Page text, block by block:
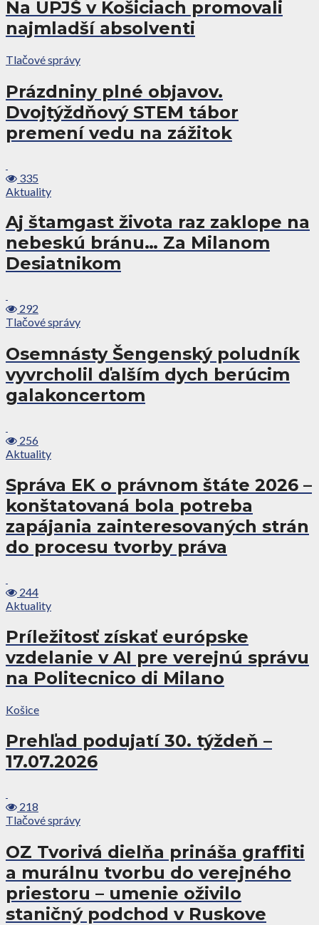
Na UPJŠ v Košiciach promovali
najmladší absolventi
Tlačové správy
Prázdniny plné objavov.
Dvojtýždňový STEM tábor
premení vedu na zážitok
335
Aktuality
Aj štamgast života raz zaklope na
nebeskú bránu… Za Milanom
Desiatnikom
292
Tlačové správy
Osemnásty Šengenský poludník
vyvrcholil ďalším dych berúcim
galakoncertom
256
Aktuality
Správa EK o právnom štáte 2026 –
konštatovaná bola potreba
zapájania zainteresovaných strán
do procesu tvorby práva
244
Aktuality
Príležitosť získať európske
vzdelanie v AI pre verejnú správu
na Politecnico di Milano
Košice
Prehľad podujatí 30. týždeň –
17.07.2026
218
Tlačové správy
OZ Tvorivá dielňa prináša graffiti
a murálnu tvorbu do verejného
priestoru – umenie oživilo
staničný podchod v Ruskove